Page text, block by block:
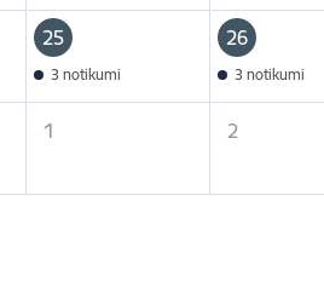
25
3 notikumi
26
3 notikumi
1 2